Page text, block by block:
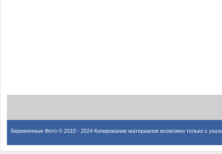
Беременные Фото © 2010 - 2024 Копирование материалов возможно только с